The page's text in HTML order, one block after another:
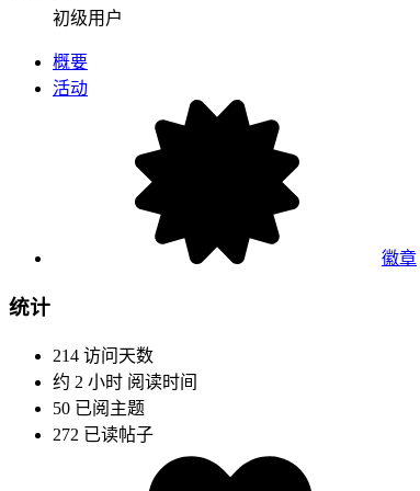
初级用户
概要
活动
徽章
统计
214 访问天数
约 2 小时 阅读时间
50 已阅主题
272 已读帖子